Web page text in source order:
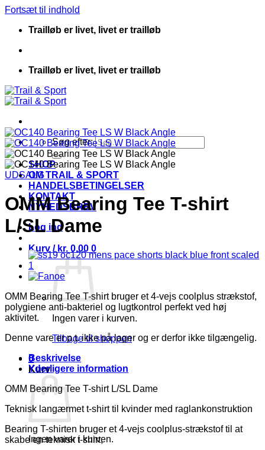
Fortsæt til indhold
Trailløb er livet, livet er trailløb
Trailløb er livet, livet er trailløb
Søg efter:
SHOP
OM TRAIL & SPORT
HANDELSBETINGELSER
KONTAKT
NYHEDSBREV
Log ind
Kurv / kr. 0.00 0
Ingen varer i kurven.
Tilbage til shoppen
0
Kurv
Ingen varer i kurven.
UDSALG
OMM Bearing Tee T-shirt
L/SL Dame
OMM Bearing Tee T-shirt bruger et 4-vejs coolplus strækstof,
polygiene anti-bakteriel og lugtkontrol perfekt ved høj
aktivitet.
Denne vare er p.t. ikke på lager og er derfor ikke tilgængelig.
Beskrivelse
Yderligere information
OMM Bearing Tee T-shirt L/SL Dame
Teknisk langærmet t-shirt til kvinder med raglankonstruktion
Bearing T-shirten bruger et 4-vejs coolplus-strækstof til at
skabe en teknisk t-shirt,